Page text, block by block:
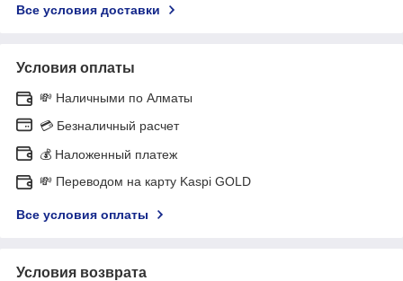
Все условия доставки
Условия оплаты
💸 Наличными по Алматы
💳 Безналичный расчет
💰 Наложенный платеж
💸 Переводом на карту Kaspi GOLD
Все условия оплаты
Условия возврата